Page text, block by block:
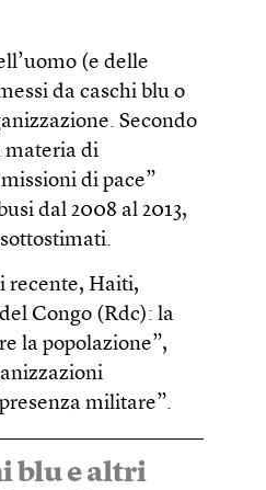
(e delle
da caschi blu o
Secondo
materia di
di pace”
dal 2008 al 2013,
recente, Haiti,
Congo (Rdc): la
la popolazione”,
militare”.
blu e altri